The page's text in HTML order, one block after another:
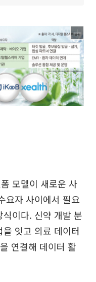
모델이 새로운 사
요자 사이에서 필요
이다. 신약 개발 분
잇고 의료 데이터
연결해 데이터 활